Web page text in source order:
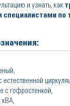
и узнать, как
по
с гофростенкой,
кВА,